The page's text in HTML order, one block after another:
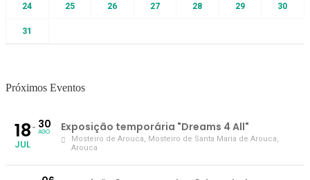
24 25 26 27 28 29 30
31
Próximos Eventos
18
JUL
30
AGO Exposição temporária "Dreams 4 All"
Mosteiro de Arouca, Mosteiro de Santa Maria de Arouca,
Arouca